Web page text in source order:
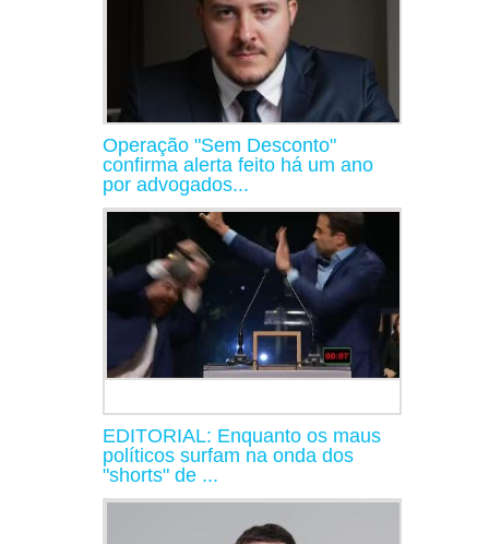
Operação "Sem Desconto"
confirma alerta feito há um ano
por advogados...
EDITORIAL: Enquanto os maus
políticos surfam na onda dos
"shorts" de ...